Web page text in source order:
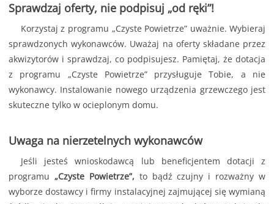
Sprawdzaj oferty, nie podpisuj „od ręki”!
Korzystaj z programu „Czyste Powietrze” uważnie. Wybieraj
sprawdzonych wykonawców. Uważaj na oferty składane przez
akwizytorów i sprawdzaj, co podpisujesz. Pamiętaj, że dotacja
z programu „Czyste Powietrze” przysługuje Tobie, a nie
wykonawcy. Instalowanie nowego urządzenia grzewczego jest
skuteczne tylko w ocieplonym domu.
Uwaga na nierzetelnych wykonawców
Jeśli jesteś wnioskodawcą lub beneficjentem dotacji z
programu „Czyste Powietrze”, to bądź czujny i rozważny w
wyborze dostawcy i firmy instalacyjnej zajmującej się wymianą